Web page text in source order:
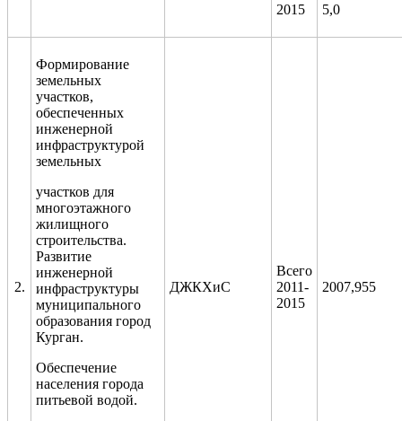
2015 5,0
2.
Формирование
земельных
участков,
обеспеченных
инженерной
инфраструктурой
земельных
участков для
многоэтажного
жилищного
строительства.
Развитие
инженерной
инфраструктуры
муниципального
образования город
Курган.
Обеспечение
населения города
питьевой водой.
ДЖКХиС
Всего
2011-
2015
2007,955